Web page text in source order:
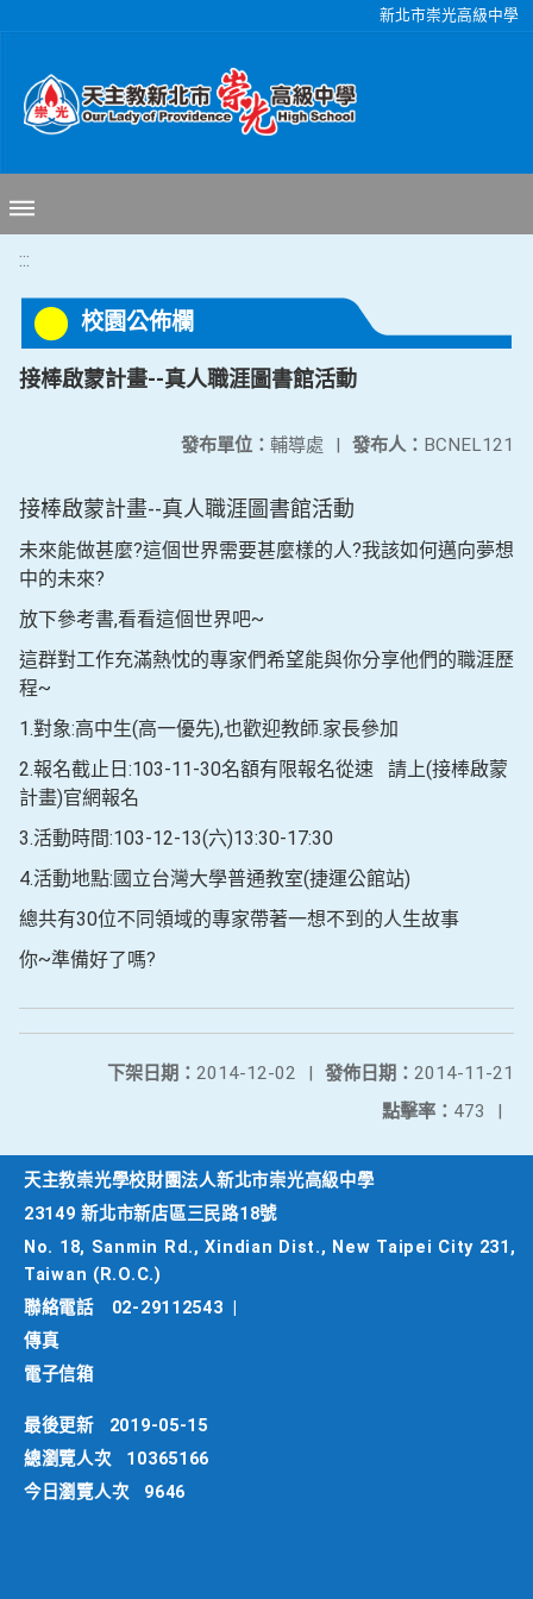
新北市崇光高級中學
:::
校園公佈欄
接棒啟蒙計畫--真人職涯圖書館活動
發布人： BCNEL121
發布單位： 輔導處 |
接棒啟蒙計畫--真人職涯圖書館活動
未來能做甚麼?這個世界需要甚麼樣的人?我該如何邁向夢想
中的未來?
放下參考書,看看這個世界吧~
這群對工作充滿熱忱的專家們希望能與你分享他們的職涯歷
程~
1.對象:高中生(高一優先),也歡迎教師.家長參加
2.報名截止日:103-11-30名額有限報名從速 請上(接棒啟蒙
計畫)官網報名
3.活動時間:103-12-13(六)13:30-17:30
4.活動地點:國立台灣大學普通教室(捷運公館站)
總共有30位不同領域的專家帶著一想不到的人生故事
你~準備好了嗎?
發佈日期： 2014-11-21
下架日期： 2014-12-02
|
點擊率： 473 |
天主教崇光學校財團法人新北市崇光高級中學
23149 新北市新店區三民路18號
No. 18, Sanmin Rd., Xindian Dist., New Taipei City 231,
Taiwan (R.O.C.)
聯絡電話
02-29112543
傳真
電子信箱
最後更新
2019-05-15
總瀏覽人次
10365166
今日瀏覽人次
9646